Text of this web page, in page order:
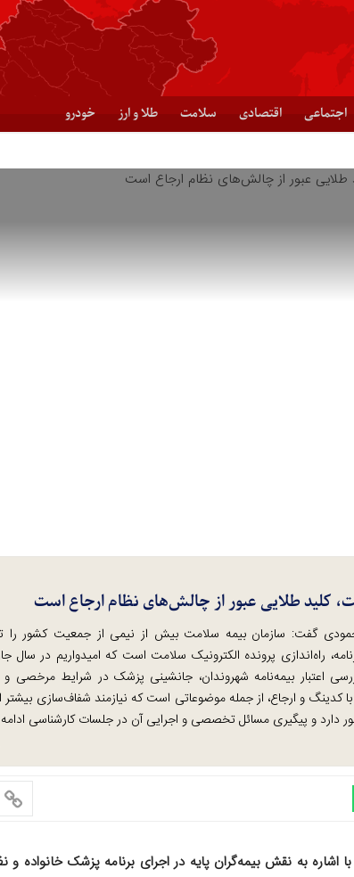
اجتماعی اقتصادی سلامت طلا و ارز خودرو
کلید طلایی عبور از چالش‌های نظام ارجاع است
گفت: سازمان بیمه سلامت بیش از نیمی از جمعیت کشور را
راه‌اندازی پرونده الکترونیک سلامت است که امیدواریم در سال
اعتبار بیمه‌نامه شهروندان، جانشینی پزشک در شرایط مرخصی و
کدینگ و ارجاع، از جمله موضوعاتی است که نیازمند شفاف‌سازی
دارد و پیگیری مسائل تخصصی و اجرایی آن در جلسات کارشناسی
اشاره به نقش بیمه‌گران پایه در اجرای برنامه پزشک خانواده